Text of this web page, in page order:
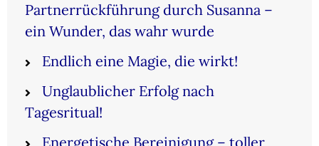
Partnerrückführung durch Susanna –
ein Wunder, das wahr wurde
Endlich eine Magie, die wirkt!
Unglaublicher Erfolg nach
Tagesritual!
Energetische Bereinigung – toller